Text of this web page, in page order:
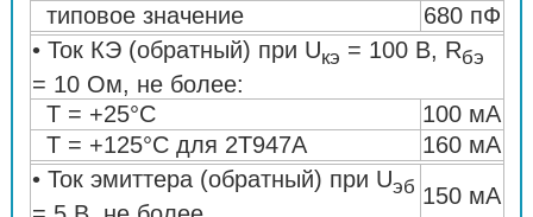
типовое значение
680 пФ
• Ток КЭ (обратный) при Uкэ = 100 В, Rбэ
= 10 Ом, не более:
Т = +25°C
100 мА
Т = +125°C для 2Т947А
160 мА
• Ток эмиттера (обратный) при Uэб 150 мА